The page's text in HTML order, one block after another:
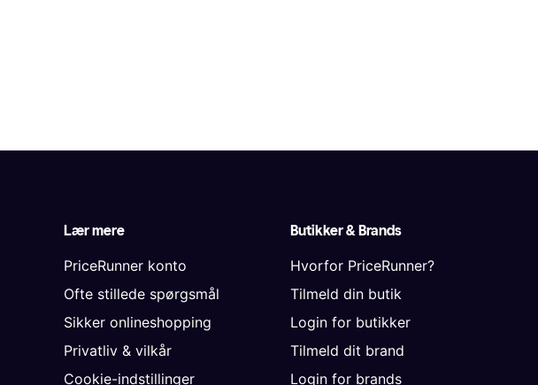
Lær mere
PriceRunner konto
Ofte stillede spørgsmål
Sikker onlineshopping
Privatliv & vilkår
Cookie-indstillinger
Butikker & Brands
Hvorfor PriceRunner?
Tilmeld din butik
Login for butikker
Tilmeld dit brand
Login for brands